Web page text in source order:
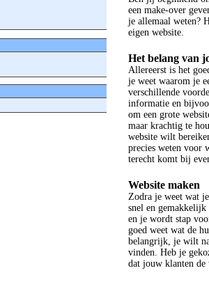
een make-over
je allemaal weten?
eigen website.
Het belang van
Allereerst is het
je weet waarom je
verschillende
informatie en
om een grote
maar krachtig te
website wilt
precies weten voor
terecht komt bij
Website maken
Zodra je weet wat
snel en
en je wordt stap
goed weet wat de
belangrijk, je wilt
vinden. Heb je
dat jouw klanten